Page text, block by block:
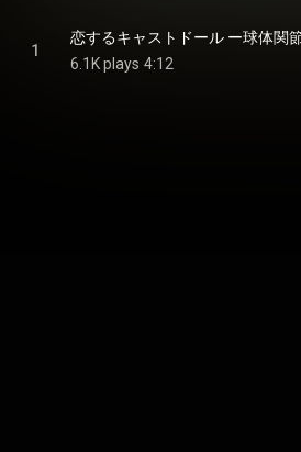
1
恋するキャストドール ー球体関
6.1K plays 4:12